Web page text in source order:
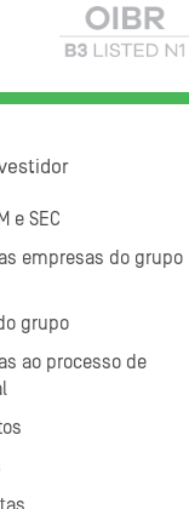
e SEC
empresas do grupo
grupo
ao processo de